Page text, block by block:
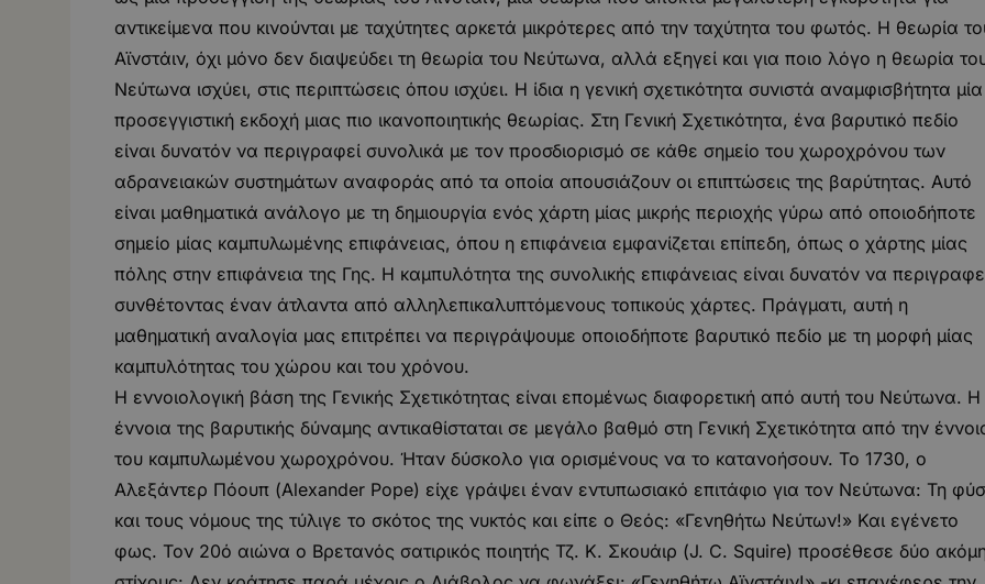
αντικείμενα που κινούνται με ταχύτητες αρκετά μικρότερες από την ταχύτητα του φωτός. Η θεωρία
Αϊνστάιν, όχι μόνο δεν διαψεύδει τη θεωρία του Νεύτωνα, αλλά εξηγεί και για ποιο λόγο η θεωρία
Νεύτωνα ισχύει, στις περιπτώσεις όπου ισχύει. Η ίδια η γενική σχετικότητα συνιστά αναμφισβήτητα μία
προσεγγιστική εκδοχή μιας πιο ικανοποιητικής θεωρίας. Στη Γενική Σχετικότητα, ένα βαρυτικό πεδίο
είναι δυνατόν να περιγραφεί συνολικά με τον προσδιορισμό σε κάθε σημείο του χωροχρόνου των
αδρανειακών συστημάτων αναφοράς από τα οποία απουσιάζουν οι επιπτώσεις της βαρύτητας. Αυτό
είναι μαθηματικά ανάλογο με τη δημιουργία ενός χάρτη μίας μικρής περιοχής γύρω από οποιοδήποτε
σημείο μίας καμπυλωμένης επιφάνειας, όπου η επιφάνεια εμφανίζεται επίπεδη, όπως ο χάρτης μίας
πόλης στην επιφάνεια της Γης. Η καμπυλότητα της συνολικής επιφάνειας είναι δυνατόν να
συνθέτοντας έναν άτλαντα από αλληλεπικαλυπτόμενους τοπικούς χάρτες. Πράγματι, αυτή η
μαθηματική αναλογία μας επιτρέπει να περιγράψουμε οποιοδήποτε βαρυτικό πεδίο με τη μορφή μίας
καμπυλότητας του χώρου και του χρόνου.
Η εννοιολογική βάση της Γενικής Σχετικότητας είναι επομένως διαφορετική από αυτή του Νεύτωνα. Η
έννοια της βαρυτικής δύναμης αντικαθίσταται σε μεγάλο βαθμό στη Γενική Σχετικότητα από την
του καμπυλωμένου χωροχρόνου. Ήταν δύσκολο για ορισμένους να το κατανοήσουν. Το 1730, ο
Αλεξάντερ Πόουπ (Alexander Pope) είχε γράψει έναν εντυπωσιακό επιτάφιο για τον Νεύτωνα: Τη
και τους νόμους της τύλιγε το σκότος της νυκτός και είπε ο Θεός: «Γενηθήτω Νεύτων!» Και εγένετο
φως. Τον 20ό αιώνα ο Βρετανός σατιρικός ποιητής Τζ. Κ. Σκουάιρ (J. C. Squire) προσέθεσε δύο